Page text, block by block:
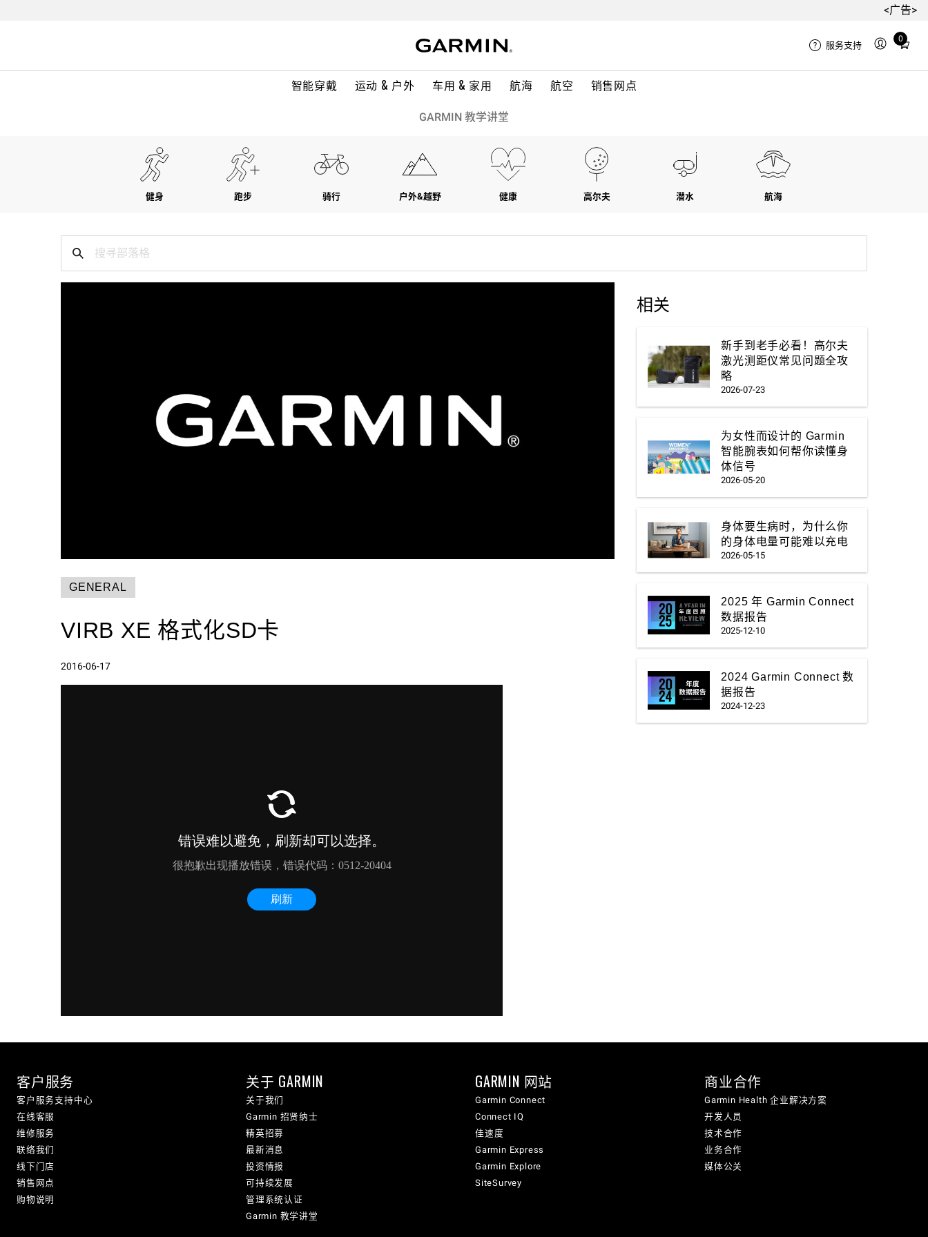
<广告>
智能穿戴 运动 & 户外 车用 & 家用 航海 航空 销售网点
服务支持
0
Total
in
GARMIN 教学讲堂
健身 跑步 骑行 户外&越野 健康 高尔夫 潜水 航海
GENERAL
VIRB XE 格式化SD卡
2016-06-17
相关
新手到老手必看！高尔夫
激光测距仪常见问题全攻
略
2026-07-23
为女性而设计的 Garmin
智能腕表如何帮你读懂身
体信号
2026-05-20
身体要生病时，为什么你
的身体电量可能难以充电
2026-05-15
2025 年 Garmin Connect
数据报告
2025-12-10
2024 Garmin Connect 数
据报告
2024-12-23
客户服务
客户服务支持中心
在线客服
维修服务
联络我们
线下门店
销售网点
购物说明
关于 GARMIN
关于我们
Garmin 招贤纳士
精英招募
最新消息
投资情报
可持续发展
管理系统认证
Garmin 教学讲堂
GARMIN 网站
Garmin Connect
Connect IQ
佳速度
Garmin Express
Garmin Explore
SiteSurvey
商业合作
Garmin Health 企业解决方案
开发人员
技术合作
业务合作
媒体公关